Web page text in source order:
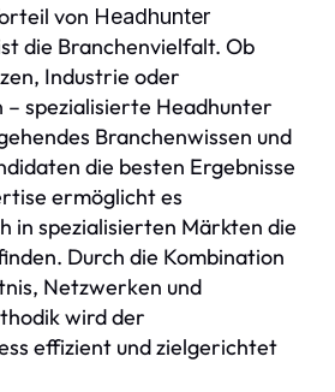
von Headhunter
die Branchenvielfalt. Ob
Industrie oder
– spezialisierte Headhunter
Branchenwissen und
die besten Ergebnisse
ermöglicht es
in spezialisierten Märkten die
Durch die Kombination
Netzwerken und
wird der
effizient und zielgerichtet